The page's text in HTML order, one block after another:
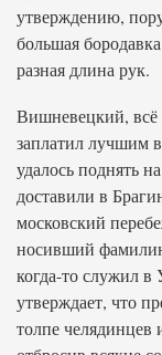
утверждению,
большая
разная длина рук.
Вишневецкий, всё
заплатил лучшим
удалось поднять
доставили в
московский
носивший
когда-то служил в
утверждает, что
толпе челядинцев